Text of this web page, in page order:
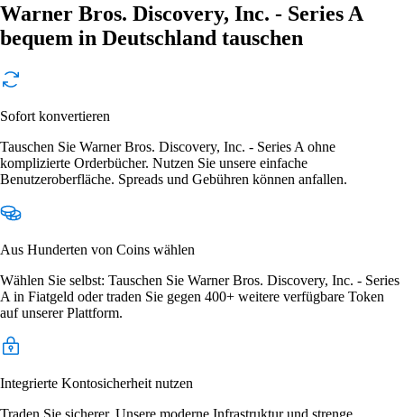
Warner Bros. Discovery, Inc. - Series A
bequem in Deutschland tauschen
Sofort konvertieren
Tauschen Sie Warner Bros. Discovery, Inc. - Series A ohne
komplizierte Orderbücher. Nutzen Sie unsere einfache
Benutzeroberfläche. Spreads und Gebühren können anfallen.
Aus Hunderten von Coins wählen
Wählen Sie selbst: Tauschen Sie Warner Bros. Discovery, Inc. - Series
A in Fiatgeld oder traden Sie gegen 400+ weitere verfügbare Token
auf unserer Plattform.
Integrierte Kontosicherheit nutzen
Traden Sie sicherer. Unsere moderne Infrastruktur und strenge